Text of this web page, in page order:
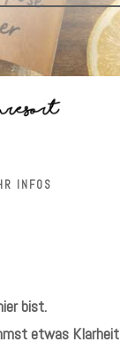
INFOS
bist.
etwas Klarheit